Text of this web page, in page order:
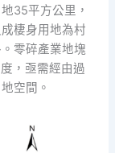
35平方公里，
成棲身用地為村
零碎產業地塊
，亟需經由過
空間。